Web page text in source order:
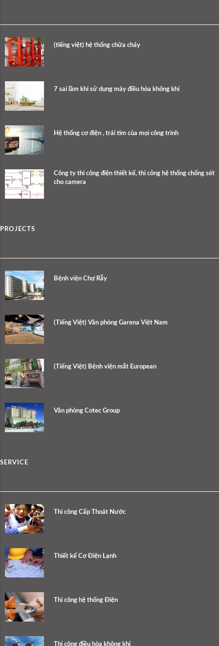
(tiếng việt) hệ thống chữa cháy
7 sai lầm khi sử dụng máy điều hòa không khí
Hệ thống cơ điện , trái tim của mọi công trình
Công ty thi công điện thiết kế, thi công hệ thống chống sét
cho camera
PROJECTS
Bệnh viện Chợ Rẫy
(Tiếng Việt) Văn phòng Garena Việt Nam
(Tiếng Việt) Bệnh viện mắt European
Văn phòng Cotec Group
SERVICE
Thi công Cấp Thoát Nước
Thiết kế Cơ Điện Lạnh
Thi công hệ thống Điện
Thi công điều hòa không khí